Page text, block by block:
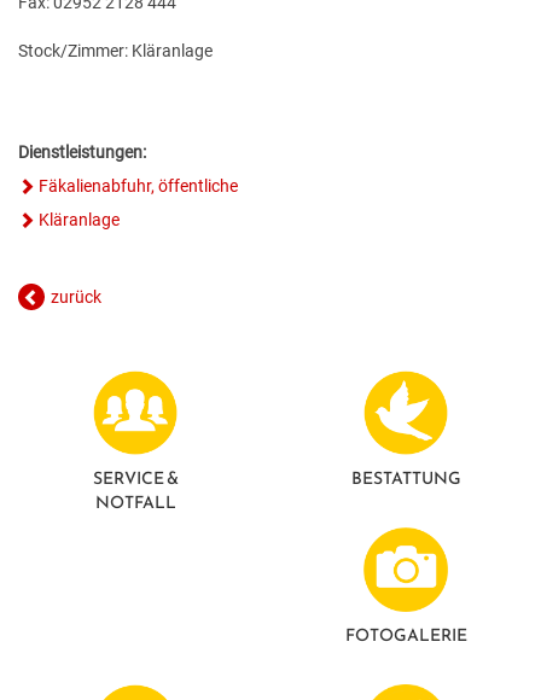
Stock/Zimmer: Kläranlage
Dienstleistungen:
Fäkalienabfuhr, öffentliche
Kläranlage
zurück
SERVICE &
NOTFALL
BESTATTUNG
FOTO­GALERIE